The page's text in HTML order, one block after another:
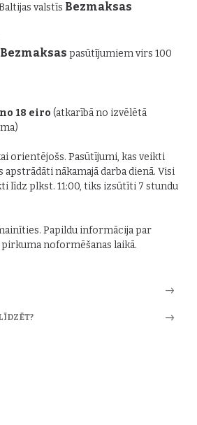
valstīs Bezmaksas
Bezmaksas pasūtījumiem virs 100
no 18 eiro (atkarībā no izvēlētā
orientējošs. Pasūtījumi, kas veikti
apstrādāti nākamajā darba dienā. Visi
līdz plkst. 11:00, tiks izsūtīti 7 stundu
Papildu informācija par
noformēšanas laikā.